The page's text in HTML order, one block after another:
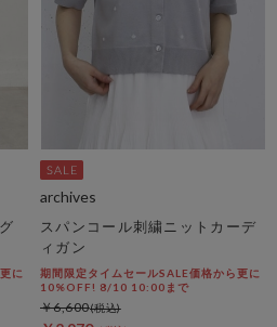
に
archives
スパンコール刺繍ニットカーデ
ィガン
期間限定タイムセールSALE価格から更に
10%OFF! 8/10 10:00まで
￥6,600